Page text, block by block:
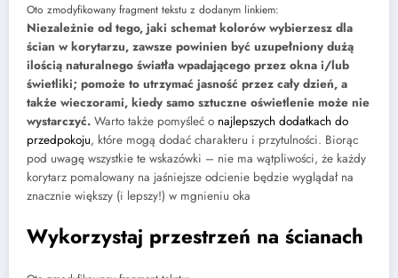
Oto zmodyfikowany fragment tekstu z dodanym linkiem:
Niezależnie od tego, jaki schemat kolorów wybierzesz dla
ścian w korytarzu, zawsze powinien być uzupełniony dużą
ilością naturalnego światła wpadającego przez okna i/lub
świetliki; pomoże to utrzymać jasność przez cały dzień, a
także wieczorami, kiedy samo sztuczne oświetlenie może nie
wystarczyć. Warto także pomyśleć o najlepszych dodatkach do
przedpokoju, które mogą dodać charakteru i przytulności. Biorąc
pod uwagę wszystkie te wskazówki – nie ma wątpliwości, że każdy
korytarz pomalowany na jaśniejsze odcienie będzie wyglądał na
znacznie większy (i lepszy!) w mgnieniu oka
Wykorzystaj przestrzeń na ścianach